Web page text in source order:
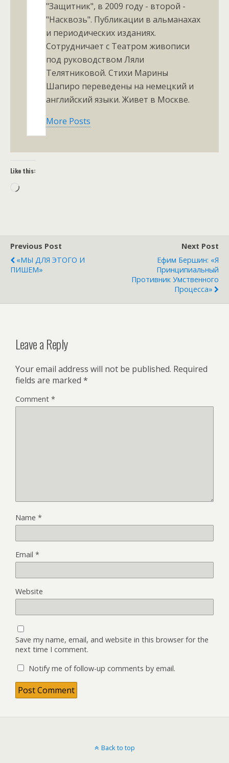
"Защитник", в 2009 году - второй -
"Насквозь". Публикации в альманахах
и периодических изданиях.
Сотрудничает с Театром живописи
под руководством Ляли
Телятниковой. Стихи Марины
Шапиро переведены на немецкий и
английский языки. Живет в Москве.
More Posts
Like this:
Loading…
Previous Post
«МЫ ДЛЯ ЭТОГО И
ПИШЕМ»
Next Post
Ефим Бершин: «Я
Принципиальный
Противник Умственного
Процесса»
Leave a Reply
Your email address will not be published. Required
fields are marked *
Comment *
Name *
Email *
Website
Save my name, email, and website in this browser for the
next time I comment.
Notify me of follow-up comments by email.
Back to top